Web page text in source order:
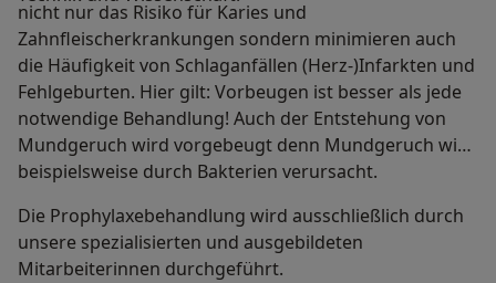
nicht nur das Risiko für Karies und
Zahnfleischerkrankungen sondern minimieren auch
die Häufigkeit von Schlaganfällen (Herz-)Infarkten und
Fehlgeburten. Hier gilt: Vorbeugen ist besser als jede
notwendige Behandlung! Auch der Entstehung von
Mundgeruch wird vorgebeugt denn Mundgeruch wird
beispielsweise durch Bakterien verursacht.
Die Prophylaxebehandlung wird ausschließlich durch
unsere spezialisierten und ausgebildeten
Mitarbeiterinnen durchgeführt.